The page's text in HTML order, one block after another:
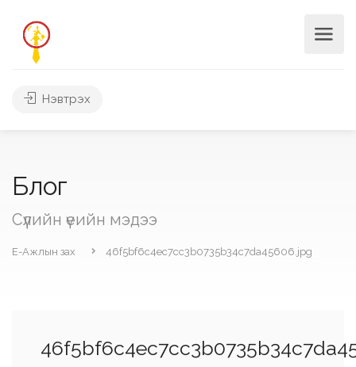
Нэвтрэх
Блог
Сүүлийн үеийн мэдээ
Е-Ажлын зах 46f5bf6c4ec7cc3b0735b34c7da45606.jpg